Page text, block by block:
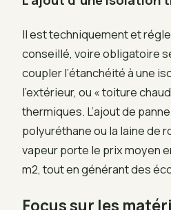
Il est techniquement et
conseillé, voire obligatoire
coupler l’étanchéité à une
l’extérieur, ou « toiture
thermiques. L’ajout de
polyuréthane ou la laine de
vapeur porte le prix moyen
m2, tout en générant des
Focus sur les